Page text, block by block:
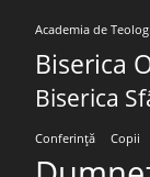
Academia de
Biserica
Biserica
Conferință Copii